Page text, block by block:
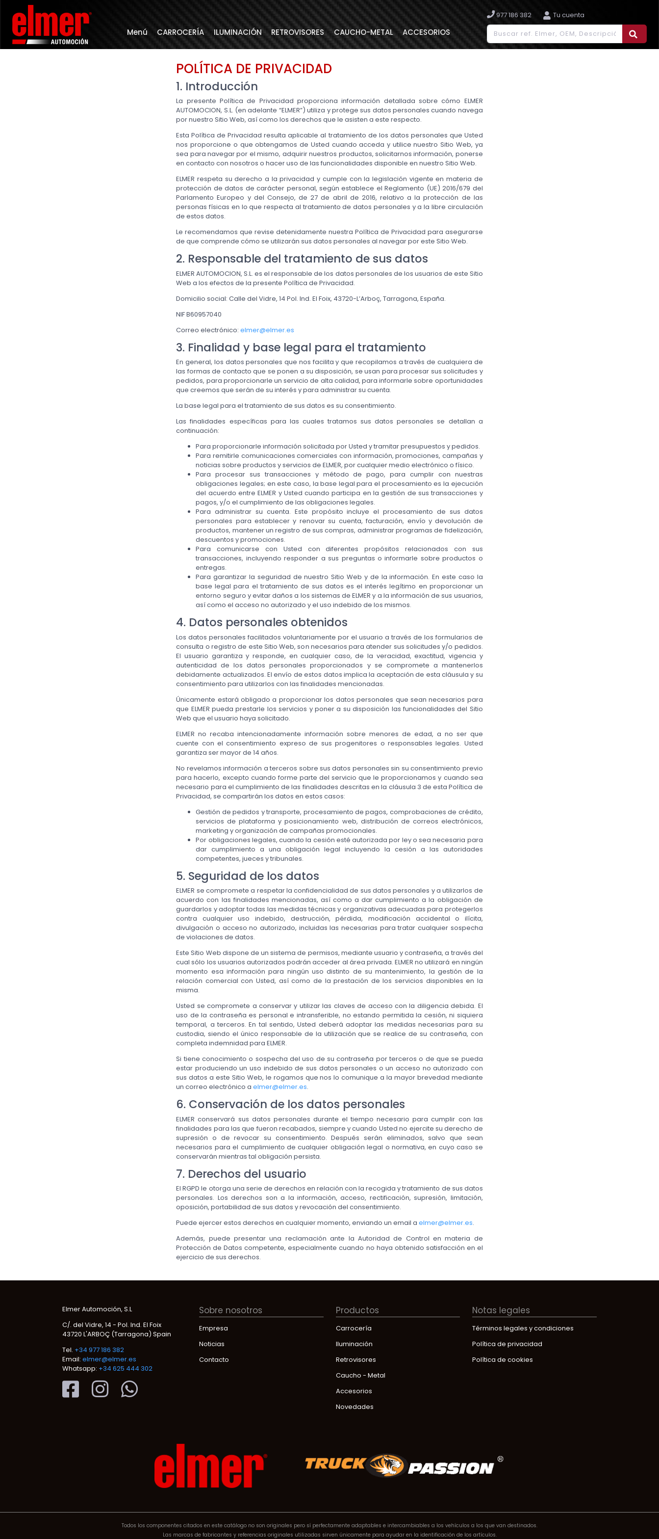
Menú CARROCERÍA ILUMINACIÓN RETROVISORES CAUCHO-METAL ACCESORIOS
977 186 382 Tu cuenta
POLÍTICA DE PRIVACIDAD
1. Introducción
La presente Política de Privacidad proporciona información detallada sobre cómo ELMER
AUTOMOCION, S.L. (en adelante “ELMER”) utiliza y protege sus datos personales cuando navega
por nuestro Sitio Web, así como los derechos que le asisten a este respecto.
Esta Política de Privacidad resulta aplicable al tratamiento de los datos personales que Usted
nos proporcione o que obtengamos de Usted cuando acceda y utilice nuestro Sitio Web, ya
sea para navegar por el mismo, adquirir nuestros productos, solicitarnos información, ponerse
en contacto con nosotros o hacer uso de las funcionalidades disponible en nuestro Sitio Web.
ELMER respeta su derecho a la privacidad y cumple con la legislación vigente en materia de
protección de datos de carácter personal, según establece el Reglamento (UE) 2016/679 del
Parlamento Europeo y del Consejo, de 27 de abril de 2016, relativo a la protección de las
personas físicas en lo que respecta al tratamiento de datos personales y a la libre circulación
de estos datos.
Le recomendamos que revise detenidamente nuestra Política de Privacidad para asegurarse
de que comprende cómo se utilizarán sus datos personales al navegar por este Sitio Web.
2. Responsable del tratamiento de sus datos
ELMER AUTOMOCION, S.L. es el responsable de los datos personales de los usuarios de este Sitio
Web a los efectos de la presente Política de Privacidad.
Domicilio social: Calle del Vidre, 14 Pol. Ind. El Foix, 43720-L’Arboç, Tarragona, España.
NIF B60957040
Correo electrónico:elmer@elmer.es
3. Finalidad y base legal para el tratamiento
En general, los datos personales que nos facilita y que recopilamos a través de cualquiera de
las formas de contacto que se ponen a su disposición, se usan para procesar sus solicitudes y
pedidos, para proporcionarle un servicio de alta calidad, para informarle sobre oportunidades
que creemos que serán de su interés y para administrar su cuenta.
La base legal para el tratamiento de sus datos es su consentimiento.
Las finalidades específicas para las cuales tratamos sus datos personales se detallan a
continuación:
Para proporcionarle información solicitada por Usted y tramitar presupuestos y pedidos.
Para remitirle comunicaciones comerciales con información, promociones, campañas y
noticias sobre productos y servicios de ELMER, por cualquier medio electrónico o físico.
Para procesar sus transacciones y método de pago, para cumplir con nuestras
obligaciones legales; en este caso, la base legal para el procesamiento es la ejecución
del acuerdo entre ELMER y Usted cuando participa en la gestión de sus transacciones y
pagos, y/o el cumplimiento de las obligaciones legales.
Para administrar su cuenta. Este propósito incluye el procesamiento de sus datos
personales para establecer y renovar su cuenta, facturación, envío y devolución de
productos, mantener un registro de sus compras, administrar programas de fidelización,
descuentos y promociones.
Para comunicarse con Usted con diferentes propósitos relacionados con sus
transacciones, incluyendo responder a sus preguntas o informarle sobre productos o
entregas.
Para garantizar la seguridad de nuestro Sitio Web y de la información. En este caso la
base legal para el tratamiento de sus datos es el interés legítimo en proporcionar un
entorno seguro y evitar daños a los sistemas de ELMER y a la información de sus usuarios,
así como el acceso no autorizado y el uso indebido de los mismos.
4. Datos personales obtenidos
Los datos personales facilitados voluntariamente por el usuario a través de los formularios de
consulta o registro de este Sitio Web, son necesarios para atender sus solicitudes y/o pedidos.
El usuario garantiza y responde, en cualquier caso, de la veracidad, exactitud, vigencia y
autenticidad de los datos personales proporcionados y se compromete a mantenerlos
debidamente actualizados. El envío de estos datos implica la aceptación de esta cláusula y su
consentimiento para utilizarlos con las finalidades mencionadas.
Únicamente estará obligado a proporcionar los datos personales que sean necesarios para
que ELMER pueda prestarle los servicios y poner a su disposición las funcionalidades del Sitio
Web que el usuario haya solicitado.
ELMER no recaba intencionadamente información sobre menores de edad, a no ser que
cuente con el consentimiento expreso de sus progenitores o responsables legales. Usted
garantiza ser mayor de 14 años.
No revelamos información a terceros sobre sus datos personales sin su consentimiento previo
para hacerlo, excepto cuando forme parte del servicio que le proporcionamos y cuando sea
necesario para el cumplimiento de las finalidades descritas en la cláusula 3 de esta Política de
Privacidad, se compartirán los datos en estos casos:
Gestión de pedidos y transporte, procesamiento de pagos, comprobaciones de crédito,
servicios de plataforma y posicionamiento web, distribución de correos electrónicos,
marketing y organización de campañas promocionales.
Por obligaciones legales, cuando la cesión esté autorizada por ley o sea necesaria para
dar cumplimiento a una obligación legal incluyendo la cesión a las autoridades
competentes, jueces y tribunales.
5. Seguridad de los datos
ELMER se compromete a respetar la confidencialidad de sus datos personales y a utilizarlos de
acuerdo con las finalidades mencionadas, así como a dar cumplimiento a la obligación de
guardarlos y adoptar todas las medidas técnicas y organizativas adecuadas para protegerlos
contra cualquier uso indebido, destrucción, pérdida, modificación accidental o ilícita,
divulgación o acceso no autorizado, incluidas las necesarias para tratar cualquier sospecha
de violaciones de datos.
Este Sitio Web dispone de un sistema de permisos, mediante usuario y contraseña, a través del
cual sólo los usuarios autorizados podrán acceder al área privada. ELMER no utilizará en ningún
momento esa información para ningún uso distinto de su mantenimiento, la gestión de la
relación comercial con Usted, así como de la prestación de los servicios disponibles en la
misma.
Usted se compromete a conservar y utilizar las claves de acceso con la diligencia debida. El
uso de la contraseña es personal e intransferible, no estando permitida la cesión, ni siquiera
temporal, a terceros. En tal sentido, Usted deberá adoptar las medidas necesarias para su
custodia, siendo el único responsable de la utilización que se realice de su contraseña, con
completa indemnidad para ELMER.
Si tiene conocimiento o sospecha del uso de su contraseña por terceros o de que se pueda
estar produciendo un uso indebido de sus datos personales o un acceso no autorizado con
sus datos a este Sitio Web, le rogamos que nos lo comunique a la mayor brevedad mediante
un correo electrónico aelmer@elmer.es.
6. Conservación de los datos personales
ELMER conservará sus datos personales durante el tiempo necesario para cumplir con las
finalidades para las que fueron recabados, siempre y cuando Usted no ejercite su derecho de
supresión o de revocar su consentimiento. Después serán eliminados, salvo que sean
necesarios para el cumplimiento de cualquier obligación legal o normativa, en cuyo caso se
conservarán mientras tal obligación persista.
7. Derechos del usuario
El RGPD le otorga una serie de derechos en relación con la recogida y tratamiento de sus datos
personales. Los derechos son a la información, acceso, rectificación, supresión, limitación,
oposición, portabilidad de sus datos y revocación del consentimiento.
Puede ejercer estos derechos en cualquier momento, enviando un email aelmer@elmer.es.
Además, puede presentar una reclamación ante la Autoridad de Control en materia de
Protección de Datos competente, especialmente cuando no haya obtenido satisfacción en el
ejercicio de sus derechos.
Elmer Automoción, S.L
C/. del Vidre, 14 - Pol. Ind. El Foix
43720 L'ARBOÇ (Tarragona) Spain
Tel. +34 977 186 382
Email: elmer@elmer.es
Whatsapp: +34 625 444 302
Sobre nosotros
Empresa
Noticias
Contacto
Productos
Carrocería
Iluminación
Retrovisores
Caucho - Metal
Accesorios
Novedades
Notas legales
Términos legales y condiciones
Política de privacidad
Política de cookies
Todos los componentes citados en este catálogo no son originales pero sí perfectamente adaptables e intercambiables a los vehículos a los que van destinados.
Las marcas de fabricantes y referencias originales utilizadas sirven únicamente para ayudar en la identificación de los artículos.